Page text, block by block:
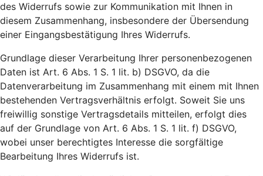
des Widerrufs sowie zur Kommunikation mit Ihnen in
diesem Zusammenhang, insbesondere der Übersendung
einer Eingangsbestätigung Ihres Widerrufs.
Grundlage dieser Verarbeitung Ihrer personenbezogenen
Daten ist Art. 6 Abs. 1 S. 1 lit. b) DSGVO, da die
Datenverarbeitung im Zusammenhang mit einem mit Ihnen
bestehenden Vertragsverhältnis erfolgt. Soweit Sie uns
freiwillig sonstige Vertragsdetails mitteilen, erfolgt dies
auf der Grundlage von Art. 6 Abs. 1 S. 1 lit. f) DSGVO,
wobei unser berechtigtes Interesse die sorgfältige
Bearbeitung Ihres Widerrufs ist.